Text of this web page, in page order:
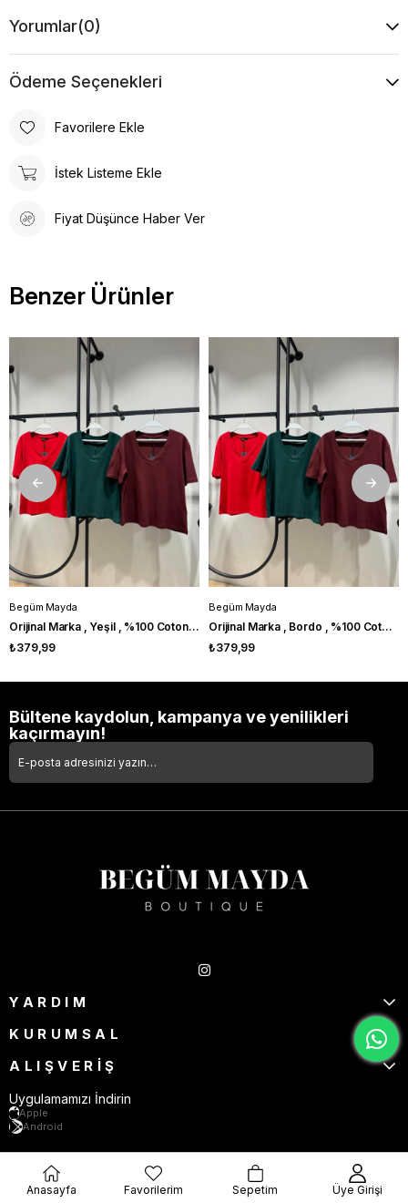
Yorumlar(0)
Ödeme Seçenekleri
Favorilere Ekle
İstek Listeme Ekle
Fiyat Düşünce Haber Ver
Benzer Ürünler
Begüm Mayda
Orijinal Marka , Yeşil , %100 Coton , V Yaka Tshirt
₺379,99
Begüm Mayda
Orijinal Marka , Bordo , %100 Coton , V Yaka Tshirt
₺379,99
Bültene kaydolun, kampanya ve yenilikleri
kaçırmayın!
YARDIM
KURUMSAL
ALIŞVERİŞ
Uygulamamızı İndirin
Apple
Android
Anasayfa Favorilerim Sepetim Üye Girişi